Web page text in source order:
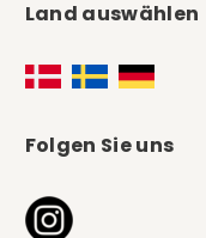
Land auswählen
Folgen Sie uns